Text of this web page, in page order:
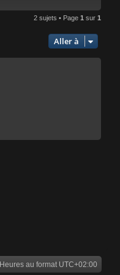
2 sujets • Page 1 sur 1
Aller à
Heures au format UTC+02:00